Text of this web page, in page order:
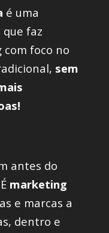
é uma
que faz
foco no
sem
antes do
marketing
e marcas a
dentro e